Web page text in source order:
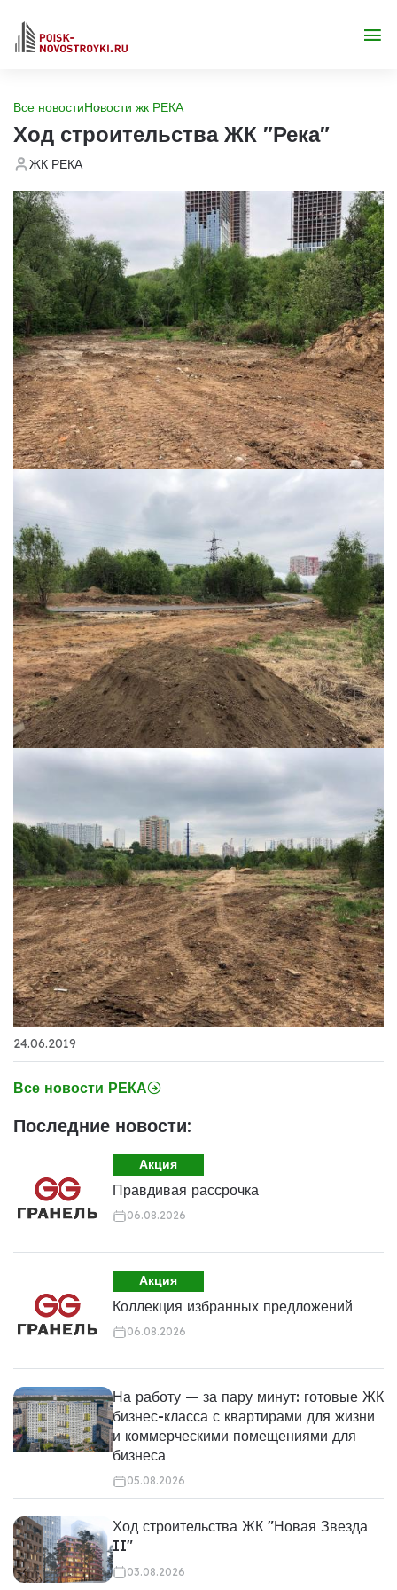
Все новостиНовости жк РЕКА
Ход строительства ЖК "Река"
ЖК РЕКА
24.06.2019
Все новости РЕКА
Последние новости:
Акция
Правдивая рассрочка
06.08.2026
Акция
Коллекция избранных предложений
06.08.2026
На работу — за пару минут: готовые ЖК
бизнес-класса с квартирами для жизни
и коммерческими помещениями для
бизнеса
05.08.2026
Ход строительства ЖК "Новая Звезда
II"
03.08.2026